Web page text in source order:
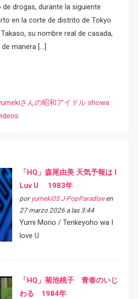
drogas, durante la siguiente
en la corte de distrito de Tokyo
su nombre real de casada,
manera […]
さんの昭和アイドル showa
「HQ」森尾由美 天気予報は I
Luv U 1983年
por yumeki05 J-PopParadiseen
27 marzo 2026 a las 3:44
Yumi Morio / Tenkeyoho wa I
love U
「HQ」菊池桃子 青春のいじ
わる 1984年